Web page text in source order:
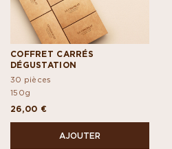
COFFRET CARRÉS
DÉGUSTATION
30 pièces
150g
26,00 €
AJOUTER